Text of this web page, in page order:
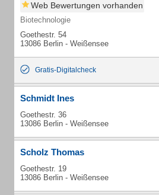
Web Bewertungen vorhanden
Biotechnologie
Goethestr. 54
13086 Berlin - Weißensee
Gratis-Digitalcheck
Schmidt Ines
Goethestr. 36
13086 Berlin - Weißensee
Scholz Thomas
Goethestr. 19
13086 Berlin - Weißensee